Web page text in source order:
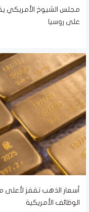
مجلس الشيوخ الأمريكي
على روسيا
الوظائف الأمريكية